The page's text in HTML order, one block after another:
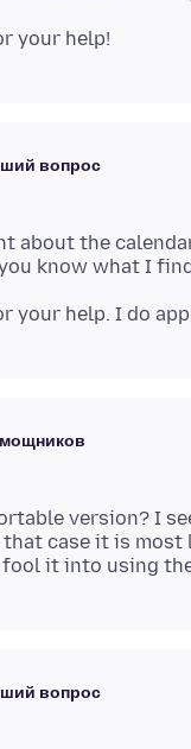
вопрос
about the
version? I
case it is
вопрос